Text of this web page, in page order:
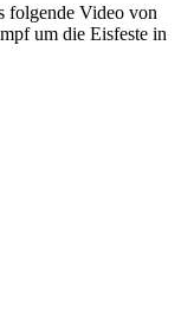
folgende Video von
um die Eisfeste in